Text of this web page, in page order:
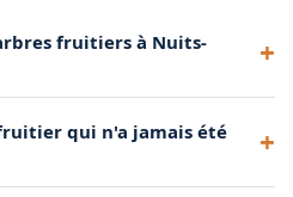
fruitiers à Nuits-
à noyaux (cerisiers, pruniers)
qui n'a jamais été